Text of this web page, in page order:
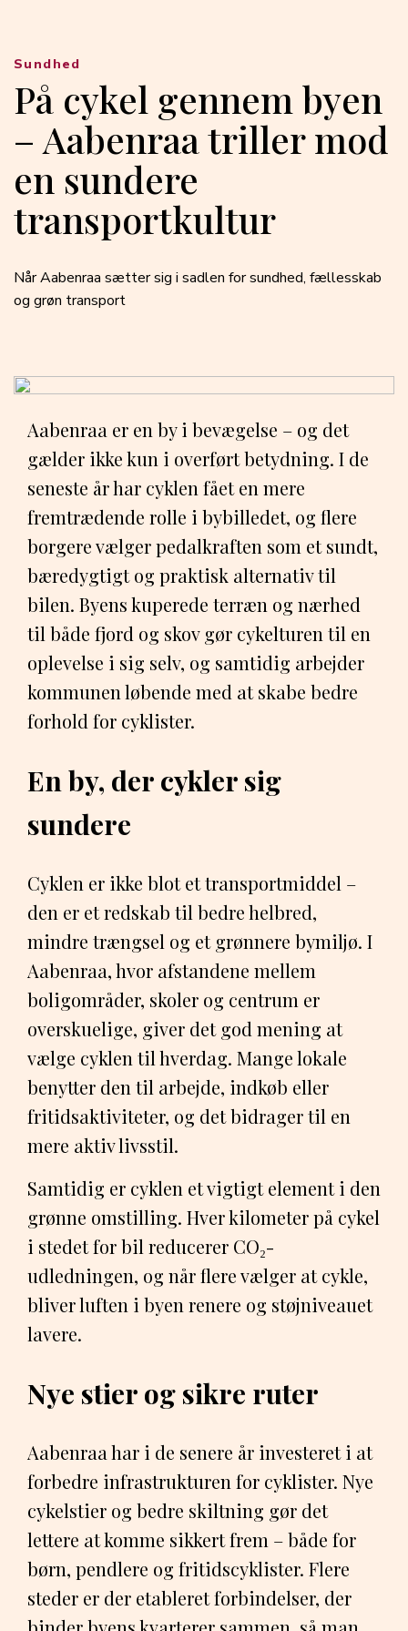
På cykel gennem byen
– Aabenraa triller mod
en sundere
transportkultur
Når Aabenraa sætter sig i sadlen for sundhed, fællesskab
og grøn transport
Sundhed
Aabenraa er en by i bevægelse – og det
gælder ikke kun i overført betydning. I de
seneste år har cyklen fået en mere
fremtrædende rolle i bybilledet, og flere
borgere vælger pedalkraften som et sundt,
bæredygtigt og praktisk alternativ til
bilen. Byens kuperede terræn og nærhed
til både fjord og skov gør cykelturen til en
oplevelse i sig selv, og samtidig arbejder
kommunen løbende med at skabe bedre
forhold for cyklister.
En by, der cykler sig
sundere
Cyklen er ikke blot et transportmiddel –
den er et redskab til bedre helbred,
mindre trængsel og et grønnere bymiljø. I
Aabenraa, hvor afstandene mellem
boligområder, skoler og centrum er
overskuelige, giver det god mening at
vælge cyklen til hverdag. Mange lokale
benytter den til arbejde, indkøb eller
fritidsaktiviteter, og det bidrager til en
mere aktiv livsstil.
Samtidig er cyklen et vigtigt element i den
grønne omstilling. Hver kilometer på cykel
i stedet for bil reducerer CO₂-
udledningen, og når flere vælger at cykle,
bliver luften i byen renere og støjniveauet
lavere.
Nye stier og sikre ruter
Aabenraa har i de senere år investeret i at
forbedre infrastrukturen for cyklister. Nye
cykelstier og bedre skiltning gør det
lettere at komme sikkert frem – både for
børn, pendlere og fritidscyklister. Flere
steder er der etableret forbindelser, der